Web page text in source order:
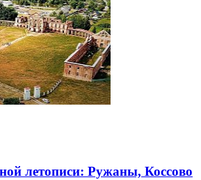
летописи: Ружаны, Коссово